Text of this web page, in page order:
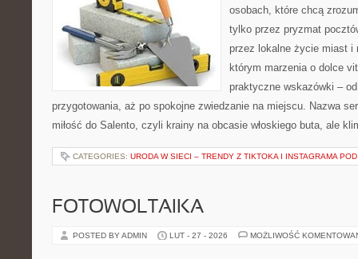
osobach, które chcą
tylko przez pryzmat
przez lokalne życie miast i
którym marzenia o dolce
praktyczne wskazówki –
przygotowania, aż po spokojne zwiedzanie na miejscu. Nazwa
miłość do Salento, czyli krainy na obcasie włoskiego buta, ale
CATEGORIES: URODA W SIECI – TRENDY Z TIKTOKA I INSTAGRAMA
FOTOWOLTAIKA
POSTED BY ADMIN LUT - 27 - 2026 MOŻLIWOŚĆ